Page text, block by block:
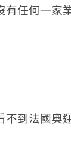
有任何一家
不到法國奧